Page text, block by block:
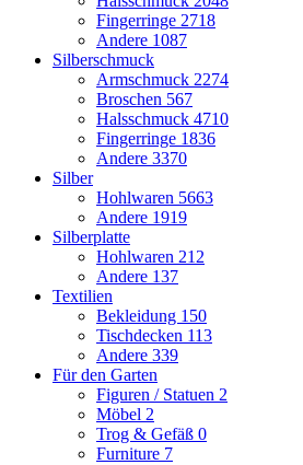
Fingerringe 2718
Andere 1087
Silberschmuck
Armschmuck 2274
Broschen 567
Halsschmuck 4710
Fingerringe 1836
Andere 3370
Silber
Hohlwaren 5663
Andere 1919
Silberplatte
Hohlwaren 212
Andere 137
Textilien
Bekleidung 150
Tischdecken 113
Andere 339
Für den Garten
Figuren / Statuen 2
Möbel 2
Trog & Gefäß 0
Furniture 7